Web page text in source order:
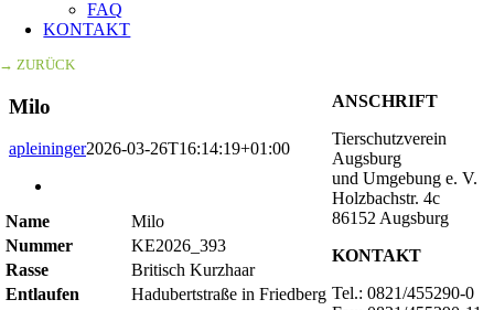
FAQ
KONTAKT
→ ZURÜCK
Milo
apleininger2026-03-26T16:14:19+01:00
Name
Milo
Nummer
KE2026_393
Rasse
Britisch Kurzhaar
Entlaufen
Hadubertstraße in Friedberg
ANSCHRIFT
Tierschutzverein
Augsburg
und Umgebung e. V.
Holzbachstr. 4c
86152 Augsburg
KONTAKT
Tel.: 0821/455290-0